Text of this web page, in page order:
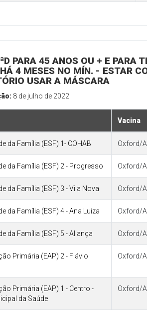
PARA 45 ANOS OU + E PARA
4 MESES NO MÍN. - ESTAR
USAR A MÁSCARA
8 de julho de 2022
Vacina
da Família (ESF) 1- COHAB Oxford/
da Família (ESF) 2 - Progresso Oxford/
da Família (ESF) 3 - Vila Nova Oxford/
da Família (ESF) 4 - Ana Luiza Oxford/
da Família (ESF) 5 - Aliança Oxford/
Primária (EAP) 2 - Flávio
Oxford/
Primária (EAP) 1 - Centro -
da Saúde
Oxford/